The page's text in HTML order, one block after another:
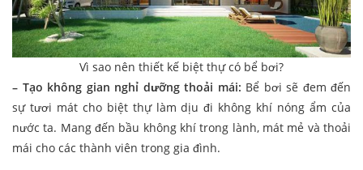
Vì sao nên thiết kế biệt thự có bể bơi?
– Tạo không gian nghỉ dưỡng thoải mái: Bể bơi sẽ đem đến
sự tươi mát cho biệt thự làm dịu đi không khí nóng ẩm của
nước ta. Mang đến bầu không khí trong lành, mát mẻ và thoải
mái cho các thành viên trong gia đình.